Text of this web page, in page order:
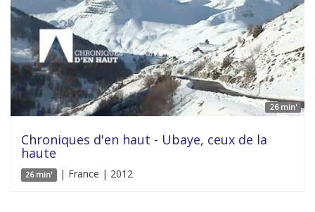
26 min'
Chroniques d'en haut - Ubaye, ceux de la
haute
26 min' | France | 2012